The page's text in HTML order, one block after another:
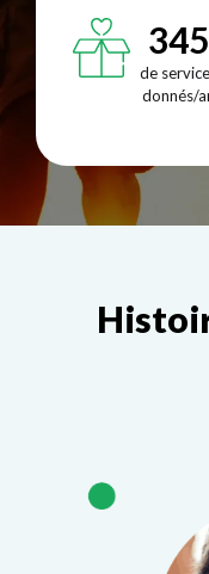
345
de
donnés/